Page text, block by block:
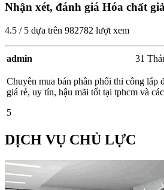
Nhận xét, đánh giá Hóa chất
4.5 / 5 dựa trên 982782 lượt xem
admin 31
Chuyên mua bán phân phối thi công lắp
giá rẻ, uy tín, hậu mãi tốt tại tphcm và
5
DỊCH VỤ CHỦ LỰC